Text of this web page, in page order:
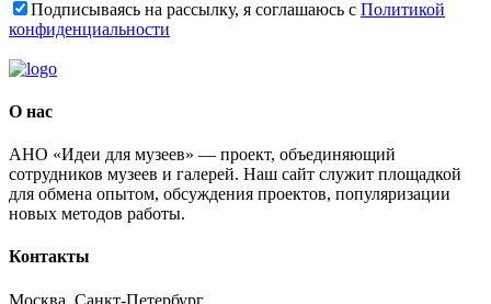
Подписываясь на рассылку, я соглашаюсь с Политикой
конфиденциальности
О нас
АНО «Идеи для музеев» — проект, объединяющий
сотрудников музеев и галерей. Наш сайт служит площадкой
для обмена опытом, обсуждения проектов, популяризации
новых методов работы.
Контакты
Москва, Санкт-Петербург